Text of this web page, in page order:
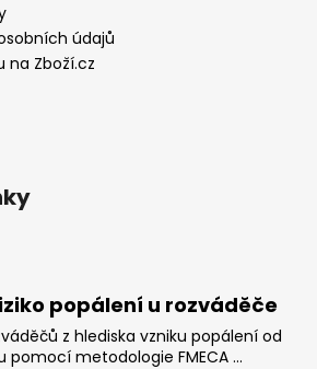
údajů
na Zboží.cz
popálení u rozváděče
z hlediska vzniku popálení od
pomocí metodologie FMECA ...